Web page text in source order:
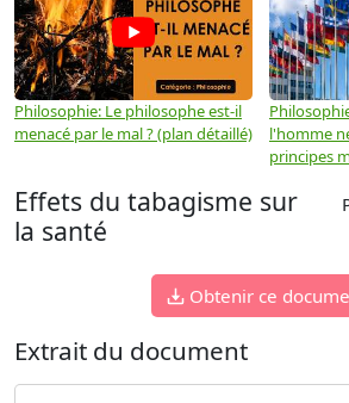
Philosophie: Le philosophe est-il
menacé par le mal ? (plan détaillé)
l'homme
principes
Effets du tabagisme sur
la santé
Obtenir ce
Extrait du document